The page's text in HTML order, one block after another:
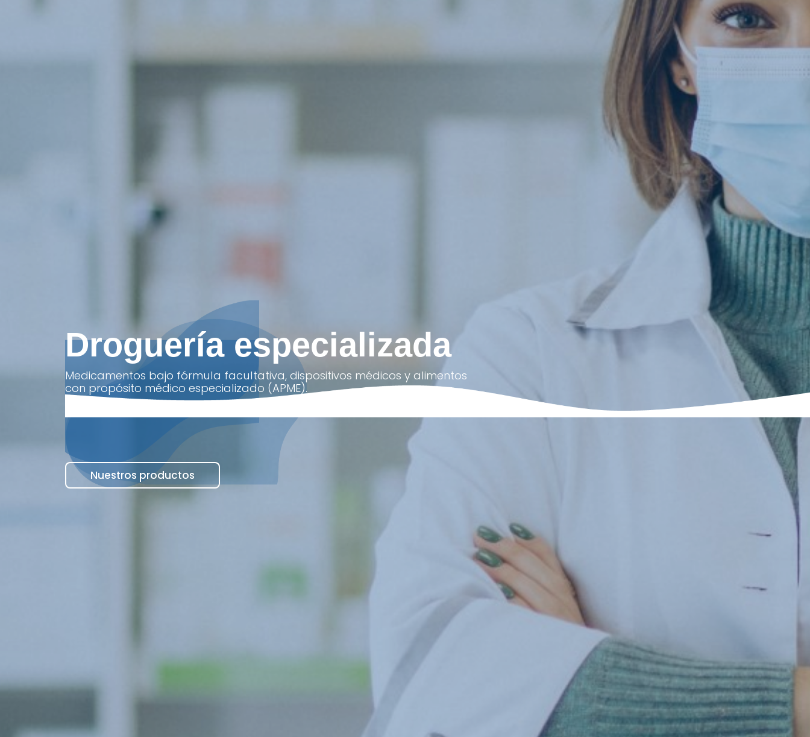
Droguería especializada
Medicamentos bajo fórmula facultativa, dispositivos médicos y alimentos
con propósito médico especializado (APME).
Nuestros productos